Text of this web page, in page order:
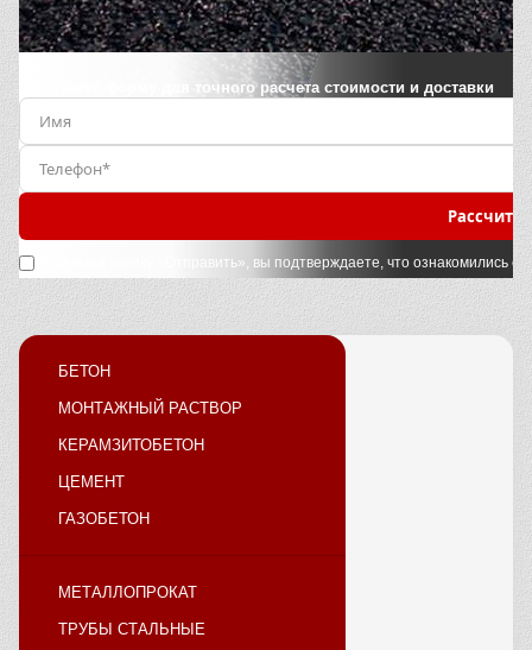
Заполните форму для точного расчета стоимости и доставки
Нажимая кнопку «Отправить», вы подтверждаете, что ознакомились с
БЕТОН
МОНТАЖНЫЙ РАСТВОР
КЕРАМЗИТОБЕТОН
ЦЕМЕНТ
ГАЗОБЕТОН
МЕТАЛЛОПРОКАТ
ТРУБЫ СТАЛЬНЫЕ